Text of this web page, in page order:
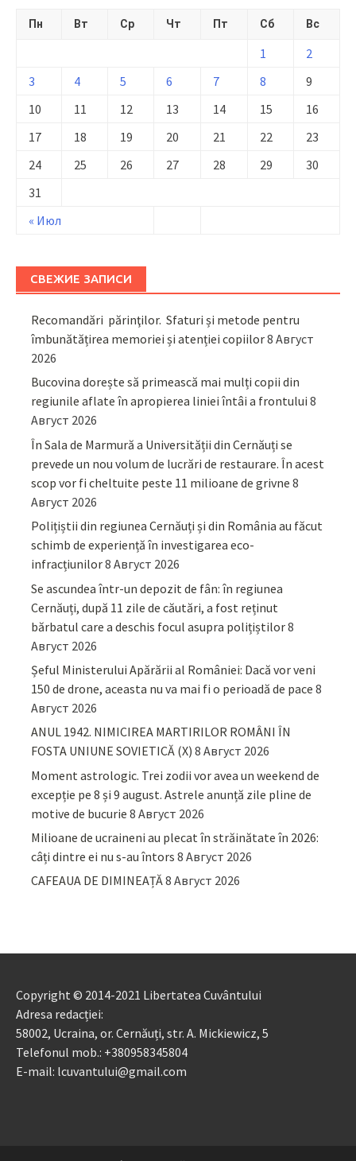
Пн Вт Ср Чт Пт Сб Вс
« Июл
1
2
3
4 5 6 7 8
9
10
11 12 13 14 15
16
17
18 19 20 21 22
23
24
25 26 27 28 29
30
31
СВЕЖИЕ ЗАПИСИ
Recomandări părinţilor. Sfaturi și metode pentru
îmbunătățirea memoriei și atenției copiilor8 Август
2026
Bucovina dorește să primească mai mulți copii din
regiunile aflate în apropierea liniei întâi a frontului 8
Август 2026
În Sala de Marmură a Universității din Cernăuți se
prevede un nou volum de lucrări de restaurare. În acest
scop vor fi cheltuite peste 11 milioane de grivne 8
Август 2026
Polițiștii din regiunea Cernăuți și din România au făcut
schimb de experiență în investigarea eco-
infracțiunilor8 Август 2026
Se ascundea într-un depozit de fân: în regiunea
Cernăuți, după 11 zile de căutări, a fost reținut
bărbatul care a deschis focul asupra polițiștilor8
Август 2026
Șeful Ministerului Apărării al României: Dacă vor veni
150 de drone, aceasta nu va mai fi o perioadă de pace 8
Август 2026
ANUL 1942. NIMICIREA MARTIRILOR ROMÂNI ÎN
FOSTA UNIUNE SOVIETICĂ (X) 8 Август 2026
Moment astrologic. Trei zodii vor avea un weekend de
excepție pe 8 și 9 august. Astrele anunță zile pline de
motive de bucurie 8 Август 2026
Milioane de ucraineni au plecat în străinătate în 2026:
câți dintre ei nu s-au întors 8 Август 2026
CAFEAUA DE DIMINEAȚĂ8 Август 2026
Copyright © 2014-2021 Libertatea Cuvântului
Adresa redacției:
58002, Ucraina, or. Cernăuți, str. A. Mickiewicz, 5
Telefonul mob.: +380958345804
E-mail: lcuvantului@gmail.com